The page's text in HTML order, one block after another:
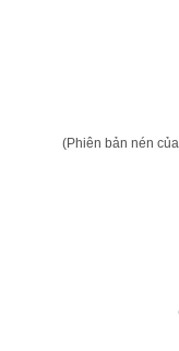
(Phiên bản nén